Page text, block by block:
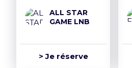
ALL STAR
GAME LNB
> Je réserve